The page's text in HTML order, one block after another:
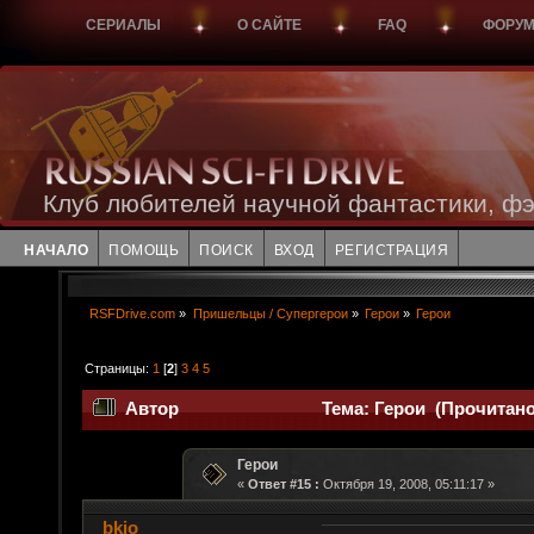
СЕРИАЛЫ О САЙТЕ FAQ ФОРУМ
Клуб любителей научной фантастики,
НАЧАЛО ПОМОЩЬ ПОИСК ВХОД РЕГИСТРАЦИЯ
RSFDrive.com » Пришельцы / Супергерои» Герои» Герои
Страницы:1 [2]3 4 5
Автор Тема: Герои (Прочитано
Герои
« Ответ #15 : Октября 19, 2008, 05:11:17 »
bkio